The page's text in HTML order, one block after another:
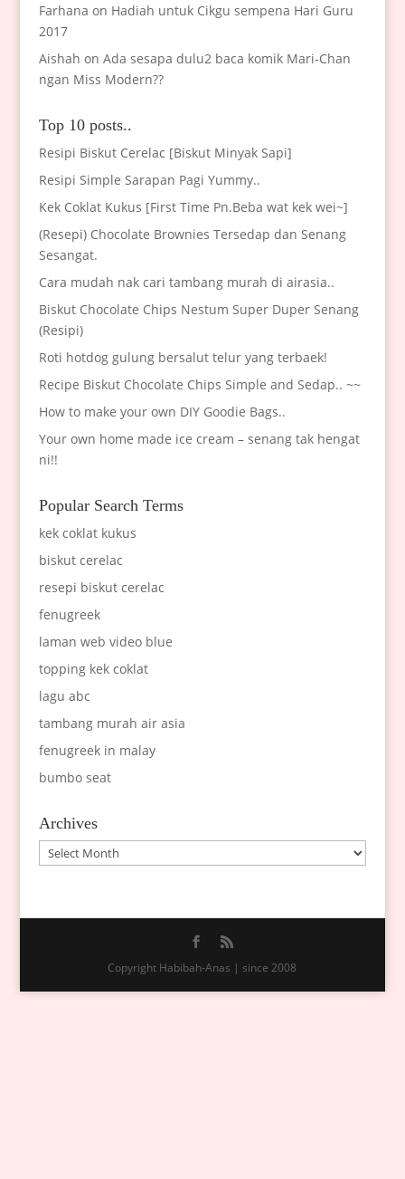
Farhana on Hadiah untuk Cikgu sempena Hari Guru
2017
Aishah on Ada sesapa dulu2 baca komik Mari-Chan
ngan Miss Modern??
Top 10 posts..
Resipi Biskut Cerelac [Biskut Minyak Sapi]
Resipi Simple Sarapan Pagi Yummy..
Kek Coklat Kukus [First Time Pn.Beba wat kek wei~]
(Resepi) Chocolate Brownies Tersedap dan Senang
Sesangat.
Cara mudah nak cari tambang murah di airasia..
Biskut Chocolate Chips Nestum Super Duper Senang
(Resipi)
Roti hotdog gulung bersalut telur yang terbaek!
Recipe Biskut Chocolate Chips Simple and Sedap.. ~~
How to make your own DIY Goodie Bags..
Your own home made ice cream – senang tak hengat
ni!!
Popular Search Terms
kek coklat kukus
biskut cerelac
resepi biskut cerelac
fenugreek
laman web video blue
topping kek coklat
lagu abc
tambang murah air asia
fenugreek in malay
bumbo seat
Archives
Archives
Copyright Habibah-Anas | since 2008